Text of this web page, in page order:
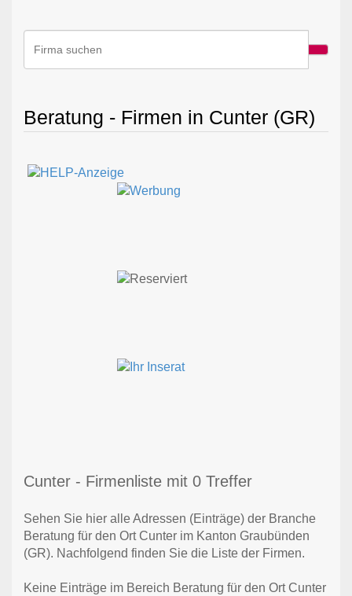
Beratung - Firmen in Cunter (GR)
Cunter - Firmenliste mit 0 Treffer
Sehen Sie hier alle Adressen (Einträge) der Branche
Beratung für den Ort Cunter im Kanton Graubünden
(GR). Nachfolgend finden Sie die Liste der Firmen.
Keine Einträge im Bereich Beratung für den Ort Cunter